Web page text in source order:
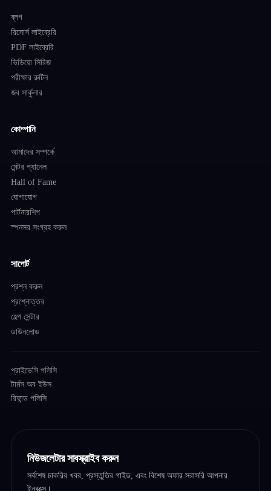
ব্লগ
রিসোর্স লাইব্রেরি
PDF লাইব্রেরি
ভিডিয়ো সিরিজ
পরীক্ষার রুটিন
জব সার্কুলার
কোম্পানি
আমাদের সম্পর্কে
মেন্টর প্যানেল
Hall of Fame
যোগাযোগ
পার্টনারশিপ
স্পনসর সংগ্রহ করুন
সাপোর্ট
প্রশ্ন করুন
প্রশ্নোত্তর
হেল্প সেন্টার
ডাউনলোড
প্রাইভেসি পলিসি
টার্মস অব ইউস
রিফান্ড পলিসি
নিউজলেটার সাবস্ক্রাইব করুন
সর্বশেষ চাকরির খবর, প্রস্তুতির গাইড, এবং বিশেষ অফার সরাসরি আপনার
ইনবক্সে।